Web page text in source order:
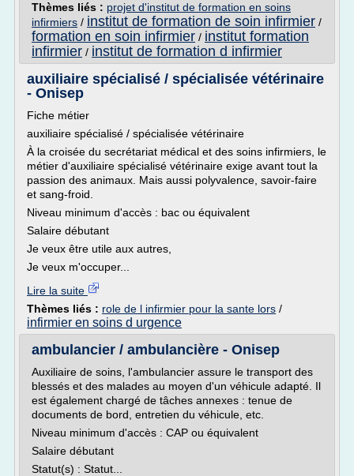
Thèmes liés : projet d'institut de formation en soins
infirmiers / institut de formation de soin infirmier /
formation en soin infirmier / institut formation
infirmier / institut de formation d infirmier
auxiliaire spécialisé / spécialisée vétérinaire
- Onisep
Fiche métier
auxiliaire spécialisé / spécialisée vétérinaire
À la croisée du secrétariat médical et des soins infirmiers, le
métier d'auxiliaire spécialisé vétérinaire exige avant tout la
passion des animaux. Mais aussi polyvalence, savoir-faire
et sang-froid.
Niveau minimum d'accès : bac ou équivalent
Salaire débutant
Je veux être utile aux autres,
Je veux m'occuper...
Lire la suite
Thèmes liés : role de l infirmier pour la sante lors /
infirmier en soins d urgence
ambulancier / ambulancière - Onisep
Auxiliaire de soins, l'ambulancier assure le transport des
blessés et des malades au moyen d'un véhicule adapté. Il
est également chargé de tâches annexes : tenue de
documents de bord, entretien du véhicule, etc.
Niveau minimum d'accès : CAP ou équivalent
Salaire débutant
Statut(s) : Statut...